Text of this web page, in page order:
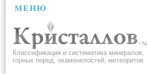
МЕНЮ
Классификация и систематика минералов,
горных пород, окаменелостей, метеоритов